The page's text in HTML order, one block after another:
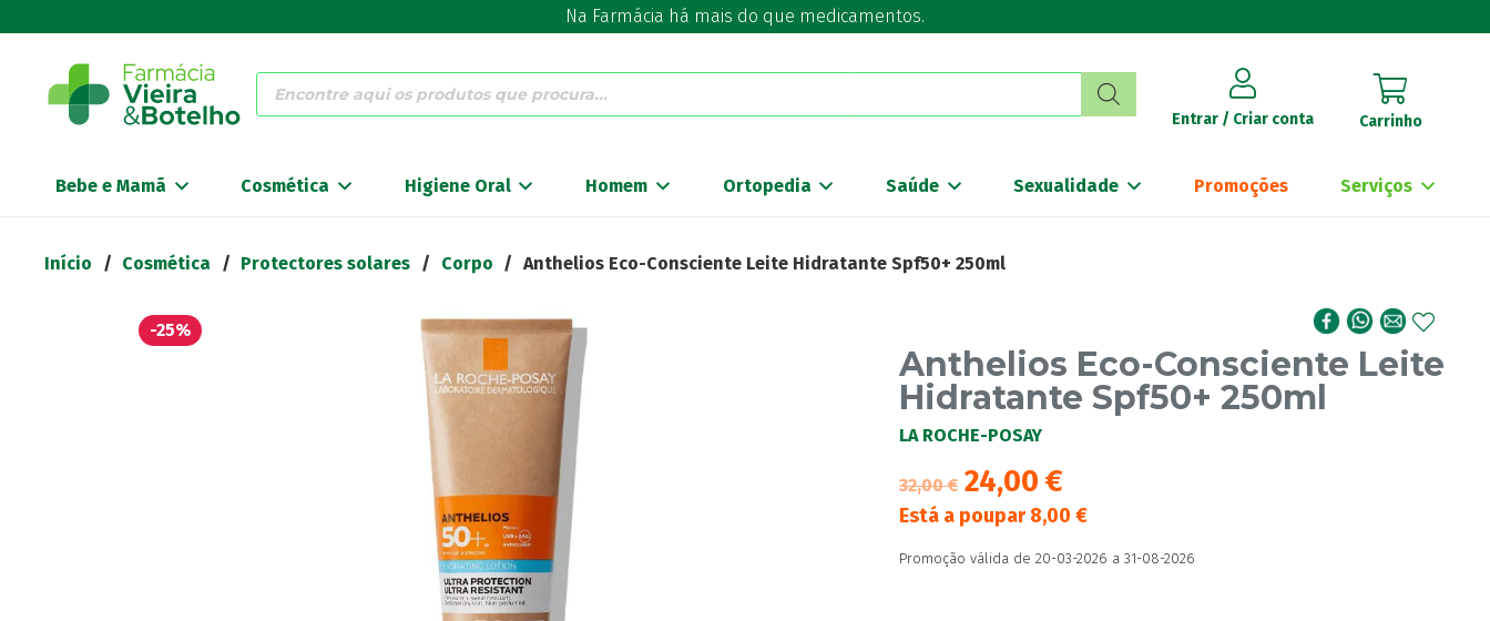
Na Farmácia há mais do que medicamentos.
Products
search
Entrar / Criar conta Carrinho
Bebe e Mamã Cosmética Higiene Oral Homem Ortopedia Saúde Sexualidade Promoções Serviços
Início / Cosmética / Protectores solares / Corpo / Anthelios Eco-Consciente Leite Hidratante Spf50+ 250ml
-25%
Anthelios Eco-Consciente Leite
Hidratante Spf50+ 250ml
LA ROCHE-POSAY
32,00€ 24,00€
Está a poupar8,00€
Promoção válida de 20-03-2026 a 31-08-2026